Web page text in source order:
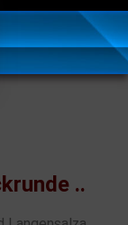
..